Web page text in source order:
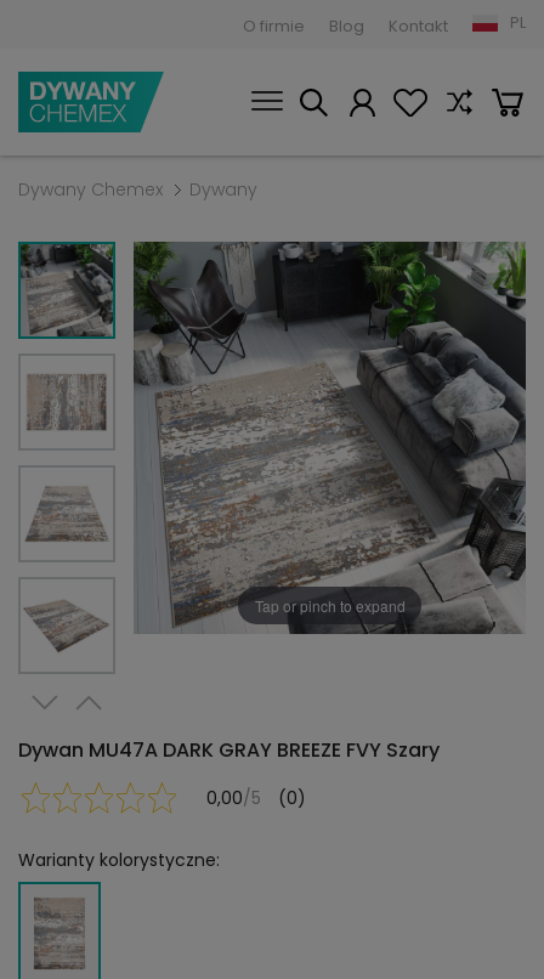
O firmie Blog Kontakt PL
Dywany Chemex Dywany
Tap or pinch to expand
Dywan MU47A DARK GRAY BREEZE FVY Szary
0,00/5 (0)
Warianty kolorystyczne: